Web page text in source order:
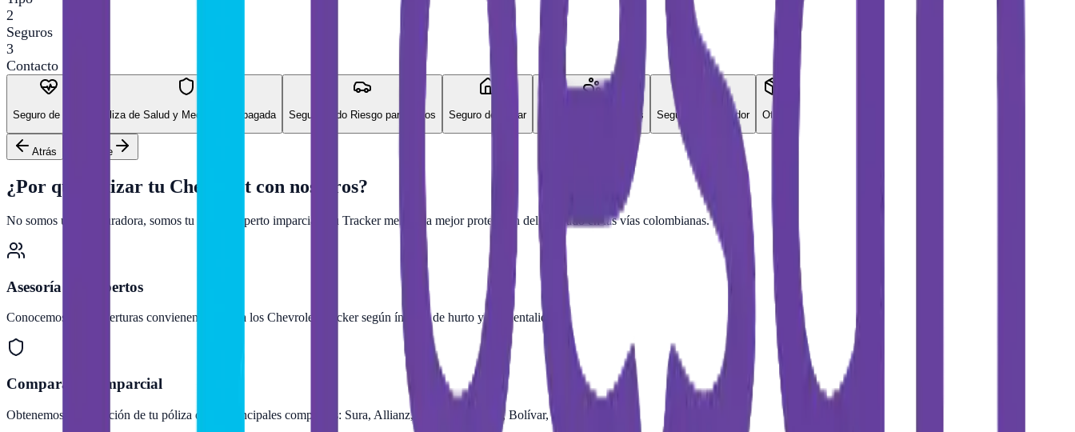
2
Seguros
3
Contacto
Seguro de Vida Póliza de Salud y Medicina Prepagada Seguro Todo Riesgo para Autos Seguro de Hogar Seguro para Mascotas Seguro Vida Deudor Otro
Atrás Siguiente
¿Por qué cotizar tu Chevrolet con nosotros?
No somos una aseguradora, somos tu asesor experto imparcial. Tu Trackermerece la mejor protección del mercado en las vías colombianas.
Asesoría de Expertos
Conocemos qué coberturas convienen más para los Chevrolet Trackersegún índices de hurto y accidentalidad.
Comparativa Imparcial
Obtenemos la cotización de tu póliza de las principales compañías: Sura, Allianz, Equidad, Mapfre, Bolívar, entre otras.